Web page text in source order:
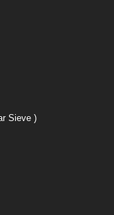
Sieve )